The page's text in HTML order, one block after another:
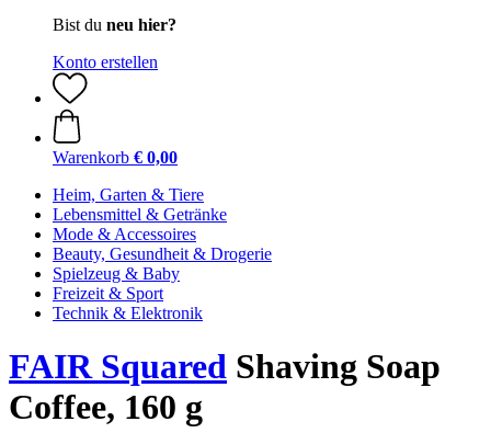
Bist du neu hier?
Konto erstellen
Warenkorb € 0,00
Heim, Garten & Tiere
Lebensmittel & Getränke
Mode & Accessoires
Beauty, Gesundheit & Drogerie
Spielzeug & Baby
Freizeit & Sport
Technik & Elektronik
FAIR Squared Shaving Soap
Coffee, 160 g